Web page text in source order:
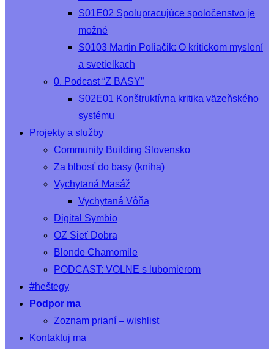
S01E02 Spolupracujúce spoločenstvo je
možné
S0103 Martin Poliačik: O kritickom myslení
a svetielkach
0. Podcast “Z BASY”
S02E01 Konštruktívna kritika väzeňského
systému
Projekty a služby
Community Building Slovensko
Za blbosť do basy (kniha)
Vychytaná Masáž
Vychytaná Vôňa
Digital Symbio
OZ Sieť Dobra
Blonde Chamomile
PODCAST: VOLNE s lubomierom
#heštegy
Podpor ma
Zoznam prianí – wishlist
Kontaktuj ma